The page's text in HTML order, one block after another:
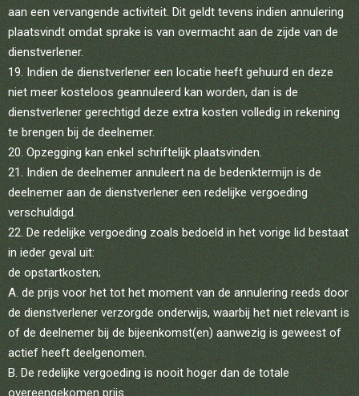
aan een vervangende activiteit. Dit geldt tevens indien annulering
plaatsvindt omdat sprake is van overmacht aan de zijde van de
dienstverlener.
Indien de dienstverlener een locatie heeft gehuurd en deze
niet meer kosteloos geannuleerd kan worden, dan is de
dienstverlener gerechtigd deze extra kosten volledig in rekening
te brengen bij de deelnemer.
Opzegging kan enkel schriftelijk plaatsvinden.
Indien de deelnemer annuleert na de bedenktermijn is de
deelnemer aan de dienstverlener een redelijke vergoeding
verschuldigd.
De redelijke vergoeding zoals bedoeld in het vorige lid bestaat
in ieder geval uit:
de opstartkosten;
A. de prijs voor het tot het moment van de annulering reeds door
de dienstverlener verzorgde onderwijs, waarbij het niet relevant is
of de deelnemer bij de bijeenkomst(en) aanwezig is geweest of
actief heeft deelgenomen.
B. De redelijke vergoeding is nooit hoger dan de totale
overeengekomen prijs.